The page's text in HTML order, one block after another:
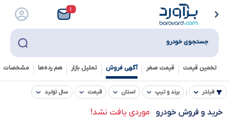
۱
جستجوی خودرو
تخمین قیمت قیمت صفر آگهی فروش تحلیل بازار هم رده‌ها‌ مشخصات
فیلتر برند و تیپ استان قیمت سال تولید
خرید و فروش خودرو موردی یافت نشد!